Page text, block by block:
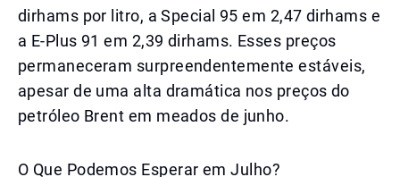
dirhams por litro, a Special 95 em 2,47 dirhams e
a E-Plus 91 em 2,39 dirhams. Esses preços
permaneceram surpreendentemente estáveis,
apesar de uma alta dramática nos preços do
petróleo Brent em meados de junho.
O Que Podemos Esperar em Julho?